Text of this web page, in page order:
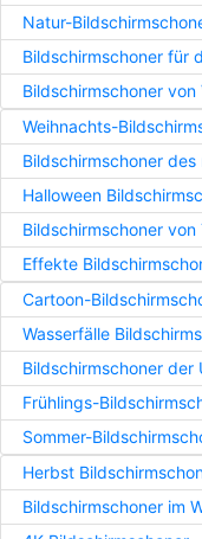
Natur-
Bildschirmschoner für
Bildschirmschoner von
Weihnachts-
Bildschirmschoner des
Halloween
Bildschirmschoner von
Effekte
Cartoon-
Wasserfälle
Bildschirmschoner der
Frühlings-
Sommer-
Herbst
Bildschirmschoner im